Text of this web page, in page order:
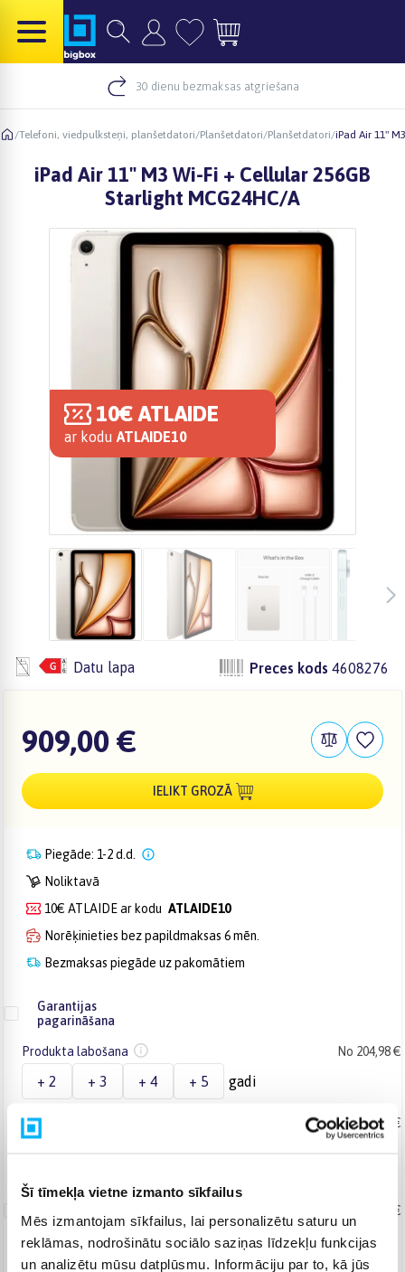
Šī tīmekļa vietne izmanto sīkfailus
Mēs izmantojam sīkfailus, lai personalizētu saturu un
reklāmas, nodrošinātu sociālo saziņas līdzekļu funkcijas
un analizētu mūsu datplūsmu. Informāciju par to, kā jūs
30 dienu bezmaksas atgriešana
/Telefoni, viedpulksteņi, planšetdatori/Planšetdatori/Planšetdatori/iPad Air 11"
iPad Air 11" M3 Wi-Fi + Cellular 256GB
Starlight MCG24HC/A
10€ ATLAIDE
ar kodu ATLAIDE10
Datu lapa Preces kods 4608276
909,00 €
IELIKT GROZĀ
Piegāde: 1-2 d.d.
Noliktavā
10€ ATLAIDE ar kodu ATLAIDE10
Norēķinieties bez papildmaksas 6 mēn.
Bezmaksas piegāde uz pakomātiem
Garantijas
pagarināšana
Produkta labošana No 204,98 €
+ 2 + 3 + 4 + 5 gadi
Produkta maiņa No 277,70 €
Apdrošināšana
No 204,98 €
+1 + 2 gadi